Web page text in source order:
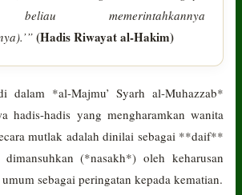
memerintahkannya
(Hadis Riwayat al-Hakim)
dalam *al-Majmu’ Syarh al-Muhazzab*
hadis-hadis yang mengharamkan wanita
mutlak adalah dinilai sebagai **daif**
(*nasakh*) oleh keharusan
sebagai peringatan kepada kematian.